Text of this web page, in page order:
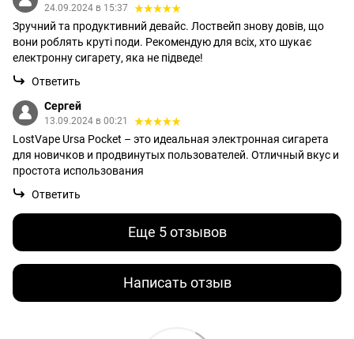
24.09.2024 в 15:37
Зручний та продуктивний девайс. Лоствейп знову довів, що
вони роблять круті поди. Рекомендую для всіх, хто шукає
електронну сигарету, яка не підведе!
Ответить
Сергей
13.09.2024 в 00:21
LostVape Ursa Pocket – это идеальная электронная сигарета
для новичков и продвинутых пользователей. Отличный вкус и
простота использования
Ответить
Еще 5 отзывов
Написать отзыв